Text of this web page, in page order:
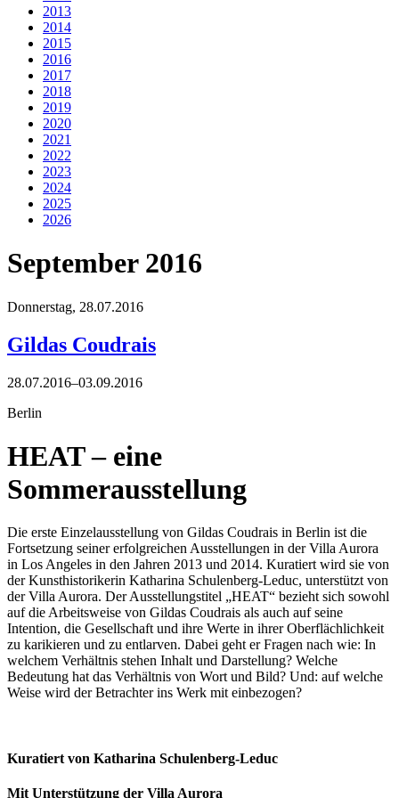
2013
2014
2015
2016
2017
2018
2019
2020
2021
2022
2023
2024
2025
2026
September 2016
Donnerstag, 28.07.2016
Gildas Coudrais
28.07.2016–03.09.2016
Berlin
HEAT – eine
Sommerausstellung
Die erste Einzelausstellung von Gildas Coudrais in Berlin ist die
Fortsetzung seiner erfolgreichen Ausstellungen in der Villa Aurora
in Los Angeles in den Jahren 2013 und 2014. Kuratiert wird sie von
der Kunsthistorikerin Katharina Schulenberg-Leduc, unterstützt von
der Villa Aurora. Der Ausstellungstitel „HEAT“ bezieht sich sowohl
auf die Arbeitsweise von Gildas Coudrais als auch auf seine
Intention, die Gesellschaft und ihre Werte in ihrer Oberflächlichkeit
zu karikieren und zu entlarven. Dabei geht er Fragen nach wie: In
welchem Verhältnis stehen Inhalt und Darstellung? Welche
Bedeutung hat das Verhältnis von Wort und Bild? Und: auf welche
Weise wird der Betrachter ins Werk mit einbezogen?
Kuratiert von Katharina Schulenberg-Leduc
Mit Unterstützung der Villa Aurora